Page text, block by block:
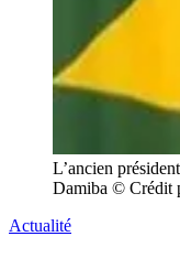
L’ancien
Damiba © Crédit
Actualité